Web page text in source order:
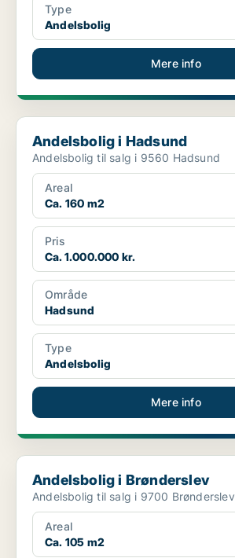
Type
Andelsbolig
Mere info
Andelsbolig i Hadsund
Andelsbolig i Hadsund
Andelsbolig til salg i 9560 Hadsund
Areal
Ca. 160 m2
Pris
Ca. 1.000.000 kr.
Område
Hadsund
Type
Andelsbolig
Mere info
Andelsbolig i Brønderslev
Andelsbolig i Brønderslev
Andelsbolig til salg i 9700 Brønderslev
Areal
Ca. 105 m2